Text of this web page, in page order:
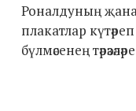
Роналдуның
плакатлар
бүлмәсенең